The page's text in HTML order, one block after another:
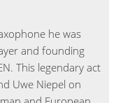
he was
and founding
This legendary act
Uwe Niepel on